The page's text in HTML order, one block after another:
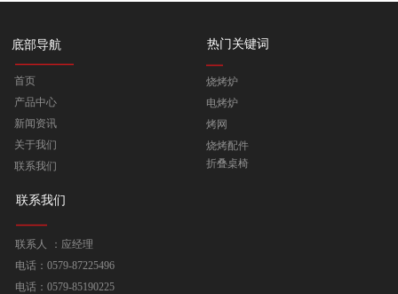
底部导航
首页
产品中心
新闻资讯
关于我们
联系我们
热门关键词
烧烤炉
电烤炉
烤网
烧烤配件
折叠桌椅
联系我们
联系人 ：应经理
电话：0579-87225496
电话：0579-85190225